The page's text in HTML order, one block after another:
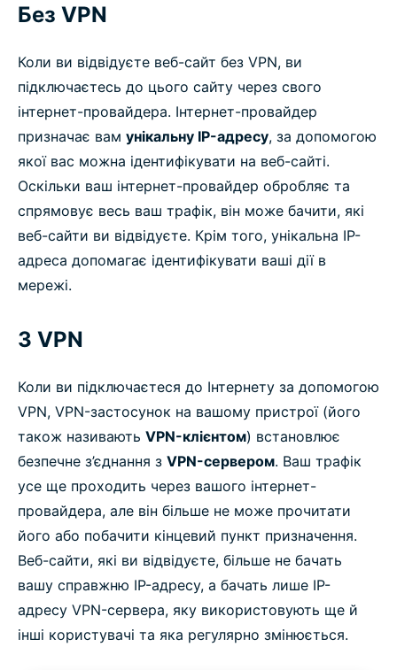
Без VPN
Коли ви відвідуєте веб-сайт без VPN, ви
підключаєтесь до цього сайту через свого
інтернет-провайдера. Інтернет-провайдер
призначає вам унікальну IP-адресу, за допомогою
якої вас можна ідентифікувати на веб-сайті.
Оскільки ваш інтернет-провайдер обробляє та
спрямовує весь ваш трафік, він може бачити, які
веб-сайти ви відвідуєте. Крім того, унікальна IP-
адреса допомагає ідентифікувати ваші дії в
мережі.
З VPN
Коли ви підключаєтеся до Інтернету за допомогою
VPN, VPN-застосунок на вашому пристрої (його
також називають VPN-клієнтом) встановлює
безпечне з’єднання з VPN-сервером. Ваш трафік
усе ще проходить через вашого інтернет-
провайдера, але він більше не може прочитати
його або побачити кінцевий пункт призначення.
Веб-сайти, які ви відвідуєте, більше не бачать
вашу справжню IP-адресу, а бачать лише IP-
адресу VPN-сервера, яку використовують ще й
інші користувачі та яка регулярно змінюється.